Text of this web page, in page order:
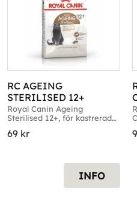
RC AGEING
STERILISED 12+
Royal Canin Ageing
Sterilised 12+, för kastrerade
69kr
INFO